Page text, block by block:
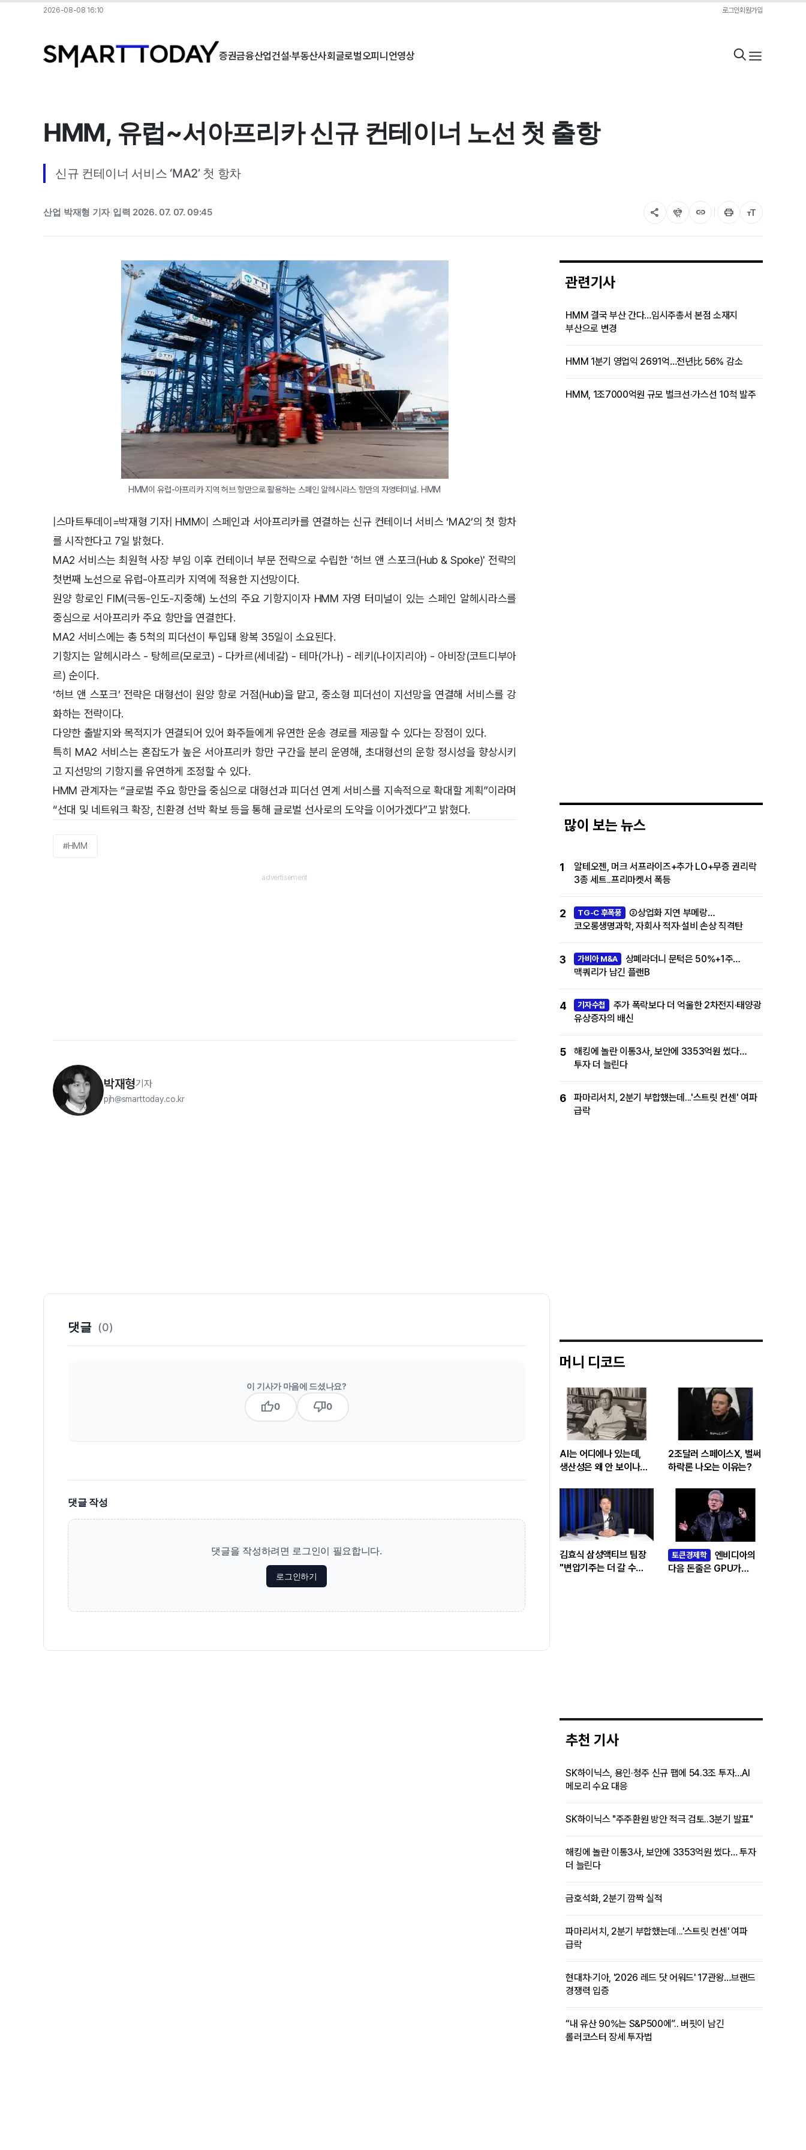
2026-08-08 16:10 로그인회원가입
증권금융산업건설·부동산사회글로벌오피니언영상
HMM, 유럽~서아프리카 신규 컨테이너 노선 첫 출항
신규 컨테이너 서비스 ‘MA2’ 첫 항차
산업 박재형 기자| 입력 2026. 07. 07. 09:45 share flutter_dash link print format_size
HMM이 유럽-아프리카 지역 허브 항만으로 활용하는 스페인 알헤시라스 항만의 자영터미널. HMM
|스마트투데이=박재형 기자| HMM이 스페인과 서아프리카를 연결하는 신규 컨테이너 서비스 ‘MA2’의 첫 항차
를 시작한다고 7일 밝혔다.
MA2 서비스는 최원혁 사장 부임 이후 컨테이너 부문 전략으로 수립한 '허브 앤 스포크(Hub & Spoke)' 전략의
첫번째 노선으로 유럽-아프리카 지역에 적용한 지선망이다.
원양 항로인 FIM(극동-인도-지중해) 노선의 주요 기항지이자 HMM 자영 터미널이 있는 스페인 알헤시라스를
중심으로 서아프리카 주요 항만을 연결한다.
MA2 서비스에는 총 5척의 피더선이 투입돼 왕복 35일이 소요된다.
기항지는 알헤시라스 - 탕헤르(모로코) - 다카르(세네갈) - 테마(가나) - 레키(나이지리아) - 아비장(코트디부아
르) 순이다.
‘허브 앤 스포크’ 전략은 대형선이 원양 항로 거점(Hub)을 맡고, 중소형 피더선이 지선망을 연결해 서비스를 강
화하는 전략이다.
다양한 출발지와 목적지가 연결되어 있어 화주들에게 유연한 운송 경로를 제공할 수 있다는 장점이 있다.
특히 MA2 서비스는 혼잡도가 높은 서아프리카 항만 구간을 분리 운영해, 초대형선의 운항 정시성을 향상시키
고 지선망의 기항지를 유연하게 조정할 수 있다.
HMM 관계자는 “글로벌 주요 항만을 중심으로 대형선과 피더선 연계 서비스를 지속적으로 확대할 계획”이라며
“선대 및 네트워크 확장, 친환경 선박 확보 등을 통해 글로벌 선사로의 도약을 이어가겠다”고 밝혔다.
#HMM
박재형기자
pjh@smarttoday.co.kr
관련기사
HMM 결국 부산 간다…임시주총서 본점 소재지
부산으로 변경
HMM 1분기 영업익 2691억…전년比 56% 감소
HMM, 1조7000억원 규모 벌크선·가스선 10척 발주
많이 보는 뉴스
1
알테오젠, 머크 서프라이즈+추가 LO+무증 권리락
3종 세트..프리마켓서 폭등
2 TG-C 후폭풍
②상업화 지연 부메랑…
코오롱생명과학, 자회사 적자·설비 손상 직격탄
3 가비아 M&A
상폐라더니 문턱은 50%+1주…
맥쿼리가 남긴 플랜B
4 기자수첩
주가 폭락보다 더 억울한 2차전지·태양광
유상증자의 배신
5
해킹에 놀란 이통3사, 보안에 3353억원 썼다…
투자 더 늘린다
6
파마리서치, 2분기 부합했는데...'스트릿 컨센' 여파
급락
머니 디코드
AI는 어디에나 있는데,
생산성은 왜 안 보이나…
‘솔로우 패러독스’
2조달러 스페이스X, 벌써
하락론 나오는 이유는?
김효식 삼성액티브 팀장
"변압기주는 더 갈 수
토큰경제학
엔비디아의
다음 돈줄은 GPU가
댓글 (0)
이 기사가 마음에 드셨나요?
thumb_up0 thumb_down0
댓글 작성
댓글을 작성하려면 로그인이 필요합니다.
로그인하기
추천 기사
SK하이닉스, 용인·청주 신규 팹에 54.3조 투자…AI
메모리 수요 대응
SK하이닉스 "주주환원 방안 적극 검토..3분기 발표"
해킹에 놀란 이통3사, 보안에 3353억원 썼다… 투자
더 늘린다
금호석화, 2분기 깜짝 실적
파마리서치, 2분기 부합했는데...'스트릿 컨센' 여파
급락
현대차·기아, '2026 레드 닷 어워드' 17관왕…브랜드
경쟁력 입증
“내 유산 90%는 S&P500에”.. 버핏이 남긴
롤러코스터 장세 투자법